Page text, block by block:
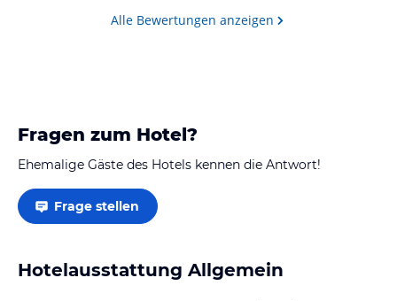
Alle Bewertungen anzeigen
Fragen zum Hotel?
Ehemalige Gäste des Hotels kennen die Antwort!
Frage stellen
Hotelausstattung Allgemein